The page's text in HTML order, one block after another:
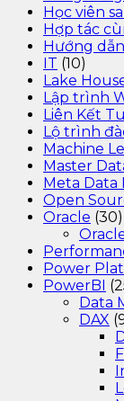
Học viên
Hợp tác
Hướng
IT (10)
Lake
Lập trình
Liên Kết
Lộ trình
Machine
Master
Meta
Open
Oracle (30)
Power
PowerBI
Data
DAX